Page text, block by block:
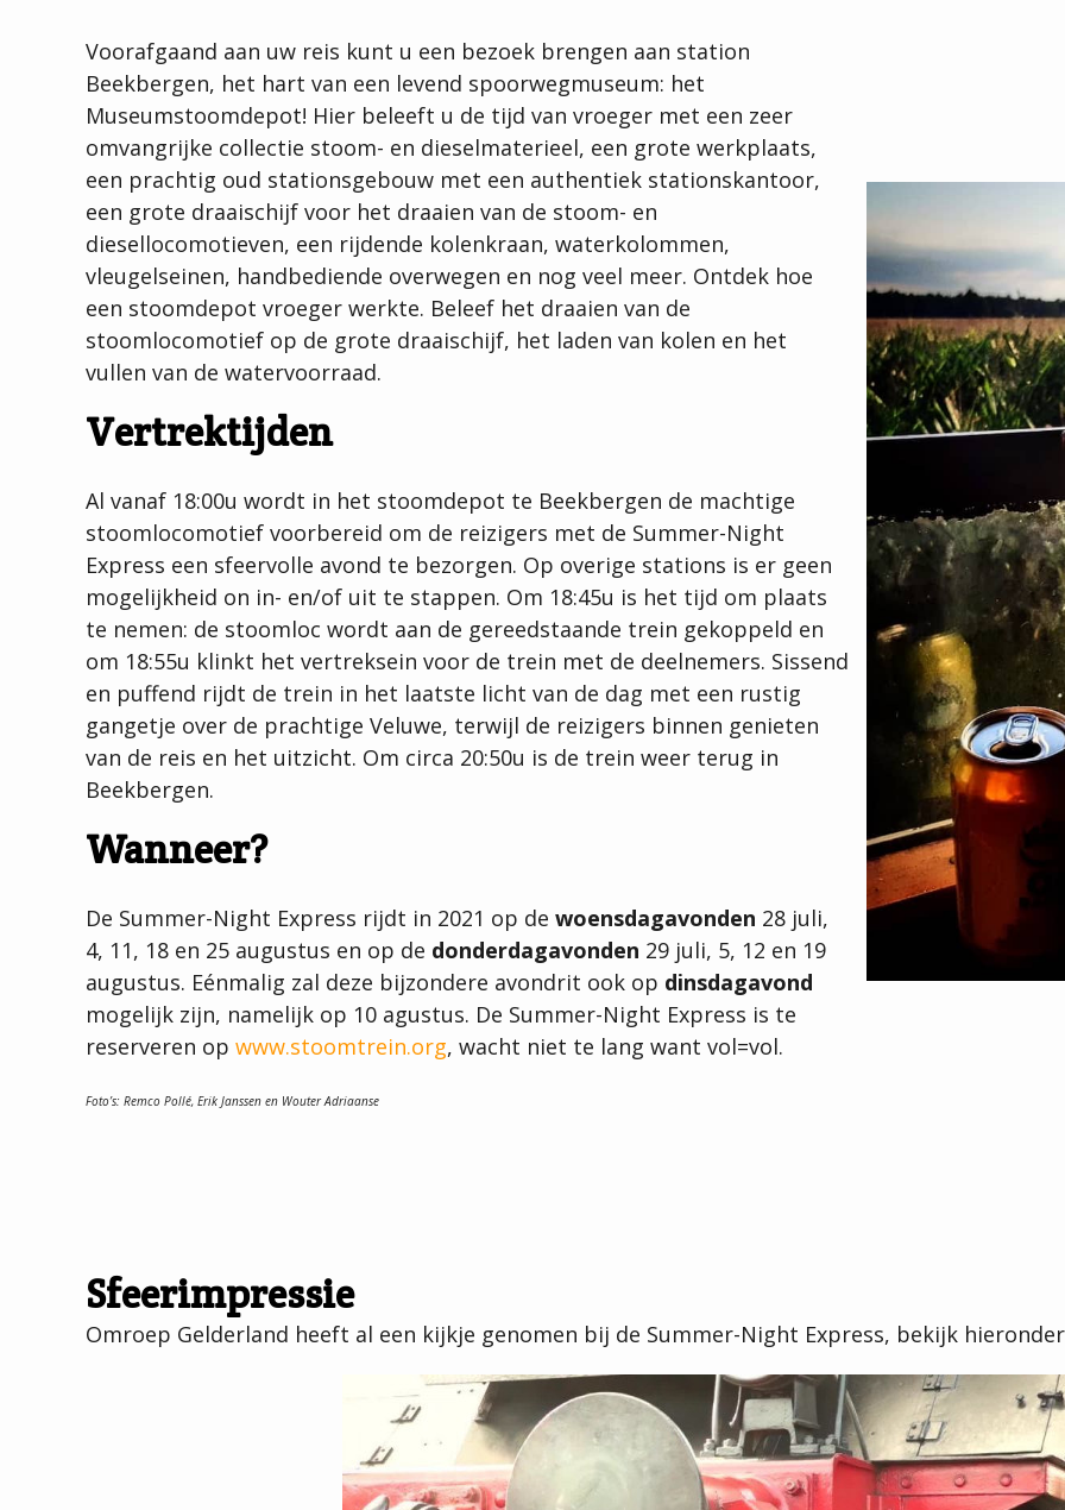
Voorafgaand aan uw reis kunt u een bezoek brengen aan station
Beekbergen, het hart van een levend spoorwegmuseum: het
Museumstoomdepot! Hier beleeft u de tijd van vroeger met een zeer
omvangrijke collectie stoom- en dieselmaterieel, een grote werkplaats,
een prachtig oud stationsgebouw met een authentiek stationskantoor,
een grote draaischijf voor het draaien van de stoom- en
diesellocomotieven, een rijdende kolenkraan, waterkolommen,
vleugelseinen, handbediende overwegen en nog veel meer. Ontdek hoe
een stoomdepot vroeger werkte. Beleef het draaien van de
stoomlocomotief op de grote draaischijf, het laden van kolen en het
vullen van de watervoorraad.
Vertrektijden
Al vanaf 18:00u wordt in het stoomdepot te Beekbergen de machtige
stoomlocomotief voorbereid om de reizigers met de Summer-Night
Express een sfeervolle avond te bezorgen. Op overige stations is er geen
mogelijkheid on in- en/of uit te stappen. Om 18:45u is het tijd om plaats
te nemen: de stoomloc wordt aan de gereedstaande trein gekoppeld en
om 18:55u klinkt het vertreksein voor de trein met de deelnemers. Sissend
en puffend rijdt de trein in het laatste licht van de dag met een rustig
gangetje over de prachtige Veluwe, terwijl de reizigers binnen genieten
van de reis en het uitzicht. Om circa 20:50u is de trein weer terug in
Beekbergen.
Wanneer?
De Summer-Night Express rijdt in 2021 op de woensdagavonden 28 juli,
4, 11, 18 en 25 augustus en op de donderdagavonden 29 juli, 5, 12 en 19
augustus. Eénmalig zal deze bijzondere avondrit ook op dinsdagavond
mogelijk zijn, namelijk op 10 agustus. De Summer-Night Express is te
reserveren op www.stoomtrein.org, wacht niet te lang want vol=vol.
Foto’s: Remco Pollé, Erik Janssen en Wouter Adriaanse
Sfeerimpressie
Omroep Gelderland heeft al een kijkje genomen bij de Summer-Night Express, bekijk